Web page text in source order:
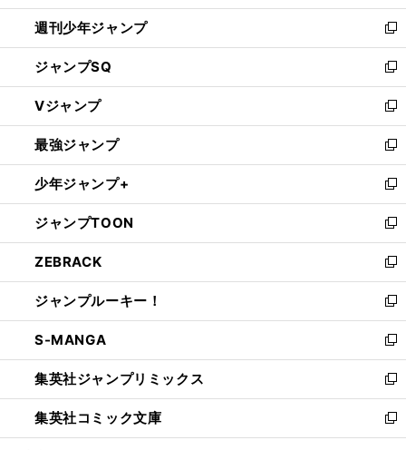
開
く
週刊少年ジャンプ
新
し
い
ウ
ィ
ン
ド
ウ
で
開
く
ジャンプSQ
新
し
い
ウ
ィ
ン
ド
ウ
で
開
く
Vジャンプ
新
し
い
ウ
ィ
ン
ド
ウ
で
開
く
最強ジャンプ
新
し
い
ウ
ィ
ン
ド
ウ
で
開
く
少年ジャンプ+
新
し
い
ウ
ィ
ン
ド
ウ
で
開
く
ジャンプTOON
新
し
い
ウ
ィ
ン
ド
ウ
で
開
く
ZEBRACK
新
し
い
ウ
ィ
ン
ド
ウ
で
開
ジャンプルーキー！
新
し
い
ウ
ィ
ン
ド
ウ
S-MANGA
新
し
い
ウ
ィ
ン
集英社ジャンプリミックス
新
し
い
ウ
集英社コミック文庫
新
し